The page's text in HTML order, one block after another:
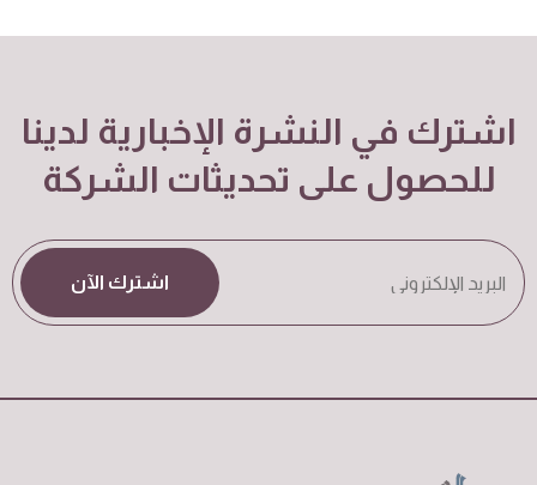
اشترك في النشرة الإخبارية لدينا
للحصول على تحديثات الشركة
اشترك الآن